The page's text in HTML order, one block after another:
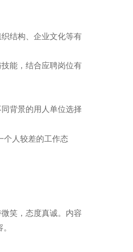
结构、企业文化等有
能，结合应聘岗位有
背景的用人单位选择
个人较差的工作态
笑，态度真诚。内容